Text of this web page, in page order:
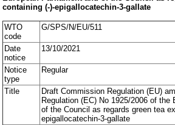
containing (-)-epigallocatechin-3-gallate
WTO
code
G/SPS/N/EU/511
Date
notice
13/10/2021
Notice
type
Regular
Title
Draft Commission Regulation (EU)
Regulation (EC) No 1925/2006 of the
of the Council as regards green tea
epigallocatechin-3-gallate